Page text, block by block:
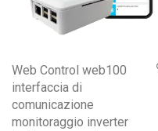
Web Control web100
interfaccia di
comunicazione
monitoraggio inverter